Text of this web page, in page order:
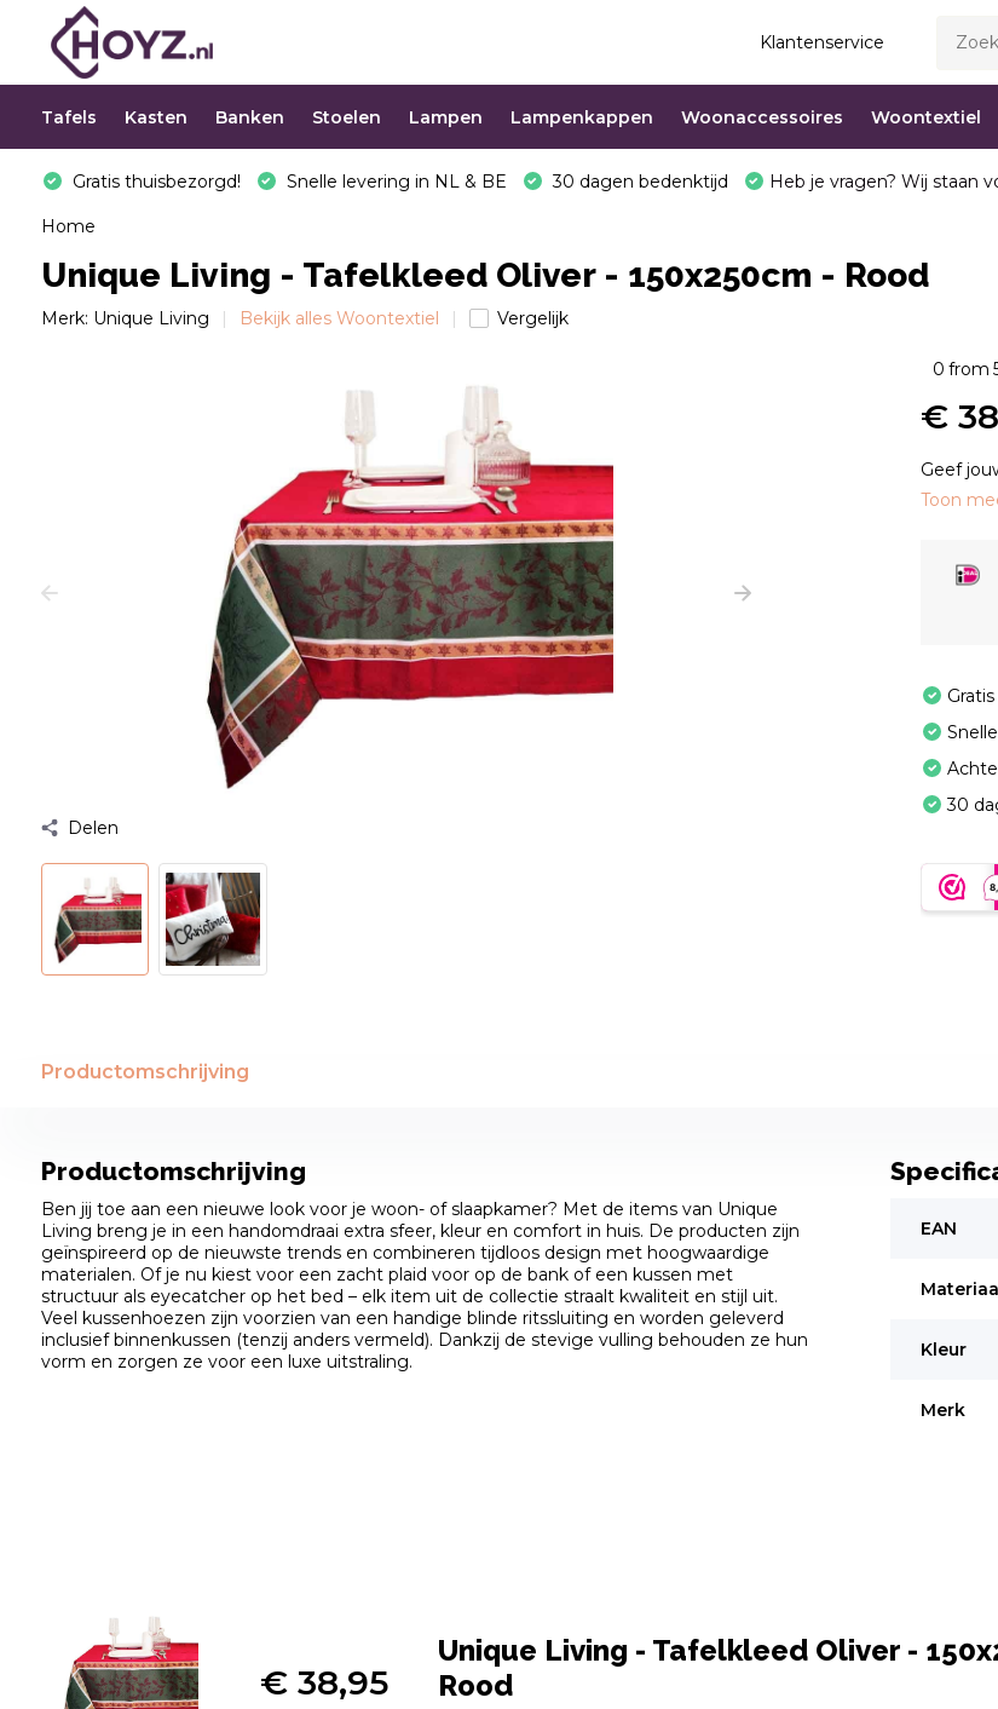
Klantenservice
Tafels Kasten Banken Stoelen Lampen Lampenkappen Woonaccessoires Woontextiel
Gratis thuisbezorgd! Snelle levering in NL & BE 30 dagen bedenktijd Heb je vragen? Wij staan
Home
Unique Living - Tafelkleed Oliver - 150x250cm - Rood
Merk: Unique Living Bekijk alles Woontextiel Vergelijk
Delen
0 from
€
Geef
Toon
30
Productomschrijving
Productomschrijving
Ben jij toe aan een nieuwe look voor je woon- of slaapkamer? Met de items van Unique
Living breng je in een handomdraai extra sfeer, kleur en comfort in huis. De producten zijn
geïnspireerd op de nieuwste trends en combineren tijdloos design met hoogwaardige
materialen. Of je nu kiest voor een zacht plaid voor op de bank of een kussen met
structuur als eyecatcher op het bed – elk item uit de collectie straalt kwaliteit en stijl uit.
Veel kussenhoezen zijn voorzien van een handige blinde ritssluiting en worden geleverd
inclusief binnenkussen (tenzij anders vermeld). Dankzij de stevige vulling behouden ze hun
vorm en zorgen ze voor een luxe uitstraling.
EAN
Kleur
Merk
€ 38,95
Unique Living - Tafelkleed Oliver -
Rood